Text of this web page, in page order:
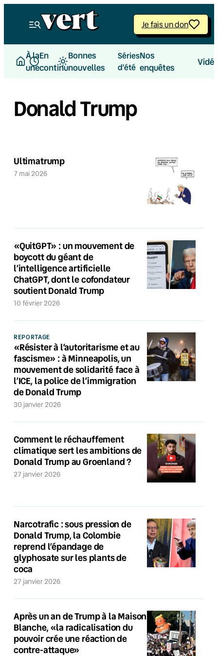
Je fais un don
À la
une
En
continu
Bonnes
nouvelles
Séries
d’été
Nos
enquêtes
Donald Trump
Ultimatrump
7 mai 2026
«QuitGPT» : un mouvement de
boycott du géant de
l’intelligence artificielle
ChatGPT, dont le cofondateur
soutient Donald Trump
10 février 2026
REPORTAGE
«Résister à l’autoritarisme et au
fascisme» : à Minneapolis, un
mouvement de solidarité face à
l’ICE, la police de l’immigration
de Donald Trump
30 janvier 2026
Comment le réchauffement
climatique sert les ambitions de
Donald Trump au Groenland ?
27 janvier 2026
Narcotrafic : sous pression de
Donald Trump, la Colombie
reprend l’épandage de
glyphosate sur les plants de
coca
27 janvier 2026
Après un an de Trump à la Maison
Blanche, «la radicalisation du
pouvoir crée une réaction de
contre-attaque»